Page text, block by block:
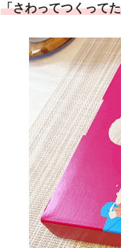
「さわってつくって